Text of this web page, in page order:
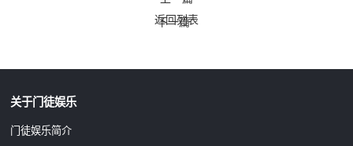
下一篇
返回列表
关于门徒娱乐
门徒娱乐简介